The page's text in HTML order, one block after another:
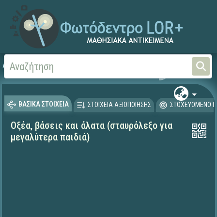
Αρχική Φυσικές Επιστήμες -
ΒΑΣΙΚΑ ΣΤΟΙΧΕΙΑ ΣΤΟΙΧΕΙΑ ΑΞΙΟΠΟΙΗΣΗΣ ΣΤΟΧΕΥΟΜΕΝΟ
Οξέα, βάσεις και άλατα (σταυρόλεξο για
μεγαλύτερα παιδιά)